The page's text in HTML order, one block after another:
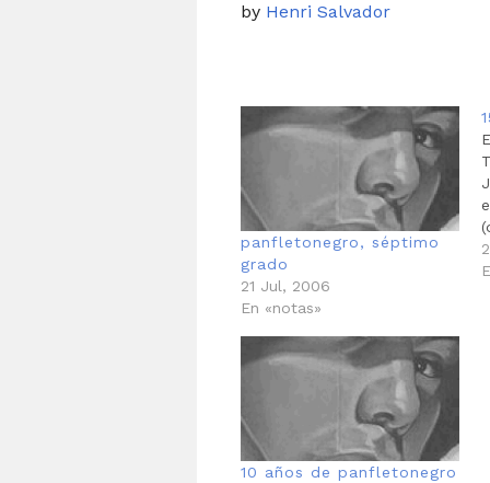
by Henri Salvador
panfletonegro, séptimo
grado
21 Jul, 2006
En «notas»
10 años de panfletonegro